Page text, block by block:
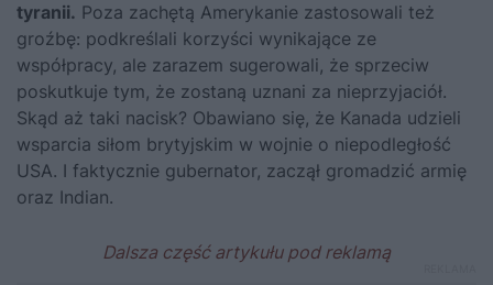
tyranii. Poza zachętą Amerykanie zastosowali też
groźbę: podkreślali korzyści wynikające ze
współpracy, ale zarazem sugerowali, że sprzeciw
poskutkuje tym, że zostaną uznani za nieprzyjaciół.
Skąd aż taki nacisk? Obawiano się, że Kanada udzieli
wsparcia siłom brytyjskim w wojnie o niepodległość
USA. I faktycznie gubernator, zaczął gromadzić armię
oraz Indian.